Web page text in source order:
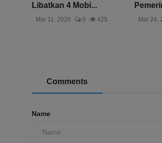
Libatkan 4 Mobi...
Mar 11, 2026 0 425 Mar 24,
Comments
Name